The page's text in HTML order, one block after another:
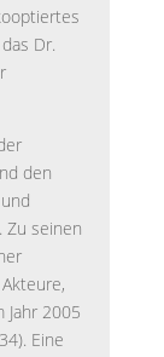
Dr.
den
Zu seinen
Jahr 2005
Eine